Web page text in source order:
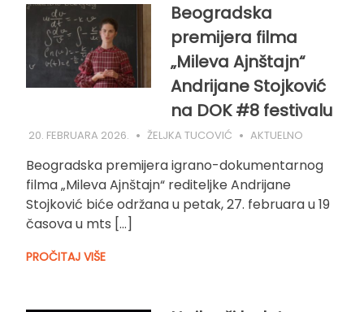
Beogradska
premijera filma
„Mileva Ajnštajn“
Andrijane Stojković
na DOK #8 festivalu
20. FEBRUARA 2026. ŽELJKA TUCOVIĆ AKTUELNO
Beogradska premijera igrano-dokumentarnog
filma „Mileva Ajnštajn“ rediteljke Andrijane
Stojković biće održana u petak, 27. februara u 19
časova u mts […]
PROČITAJ VIŠE